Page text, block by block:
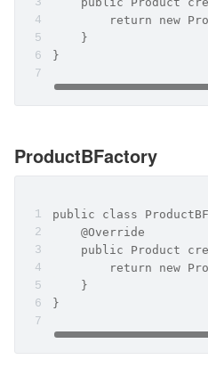
return new
    }
}
ProductBFactory
public class
    @Override
public Product
return new
    }
}